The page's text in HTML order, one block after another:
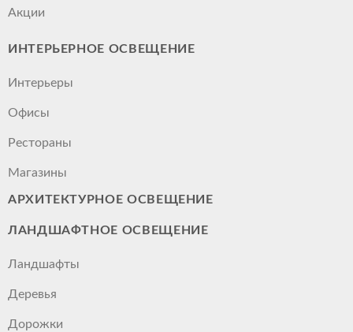
Акции
ИНТЕРЬЕРНОЕ ОСВЕЩЕНИЕ
Интерьеры
Офисы
Рестораны
Магазины
АРХИТЕКТУРНОЕ ОСВЕЩЕНИЕ
ЛАНДШАФТНОЕ ОСВЕЩЕНИЕ
Ландшафты
Деревья
Дорожки